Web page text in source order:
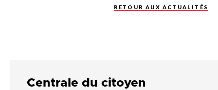
RETOUR AUX ACTUALITÉS
Centrale du citoyen